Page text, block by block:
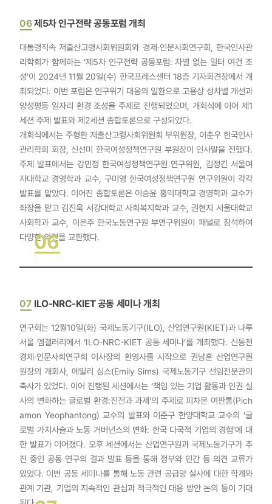
06제5차 인구전략 공동포럼 개최
대통령직속 저출산고령사회위원회와 경제·인문사회연구회, 한국인사관
리학회가 함께하는 ‘제5차 인구전략 공동포럼: 차별 없는 일터 여건 조
성’이 2024년 11월 20일(수) 한국프레스센터 18층 기자회견장에서 개
최되었다. 이번 포럼은 인구위기 대응의 일환으로 고용상 성차별 개선과
양성평등 일자리 환경 조성을 주제로 진행되었으며, 개회식에 이어 제1
세션 주제 발표와 제2세션 종합토론으로 구성되었다.
개회식에서는 주형환 저출산고령사회위원회 부위원장, 이춘우 한국인사
관리학회 회장, 신선미 한국여성정책연구원 부원장이 인사말을 전했다.
주제 발표에서는 강민정 한국여성정책연구원 연구위원, 김정긴 서울여
자대학교 경영학과 교수, 구미영 한국여성정책연구원 연구위원이 각각
발표를 맡았다. 이어진 종합토론은 이승윤 홍익대학교 경영학과 교수가
좌장을 맡고 김진욱 서강대학교 사회복지학과 교수, 권현지 서울대학교
사회학과 교수, 이은주 한국노동연구원 부연구위원이 패널로 참석하여
다양한 의견을 교환했다.
06
07 ILO-NRC-KIET 공동 세미나 개최
연구회는 12월10일(화) 국제노동기구(ILO), 산업연구원(KIET)과 나루
서울 엠갤러리에서 ‘ILO-NRC-KIET 공동 세미나’를 개최했다. 신동천
경제·인문사회연구회 이사장의 환영사를 시작으로 권남훈 산업연구원
원장의 개회사, 에밀리 심스(Emily Sims) 국제노동기구 선임전문관의
축사가 있었다. 이어 진행된 세션에서는 ‘책임 있는 기업 활동과 인권 실
사의 변화하는 글로벌 환경:진전과 과제’의 주제로 피차몬 여판통(Pich
amon Yeophantong) 교수의 발표와 이준구 한양대학교 교수의 ‘글
로벌 가치사슬과 노동 거버넌스의 변화: 한국 다국적 기업의 경험’에 대
한 발표가 이어졌다. 오후 세션에서는 산업연구원과 국제노동기구가 추
진 중인 공동 연구의 결과 발표 등을 통해 정부와 민간 등 의견 교류가
있었다. 이번 공동 세미나를 통해 노동 관련 공급망 실사에 대한 학계와
관계 기관, 기업의 지속적인 관심과 적극적인 대응 방안 논의 등이 기대